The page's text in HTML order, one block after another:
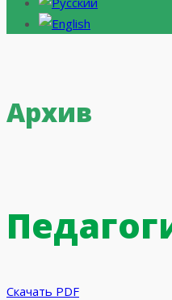
Архив
Скачать PDF